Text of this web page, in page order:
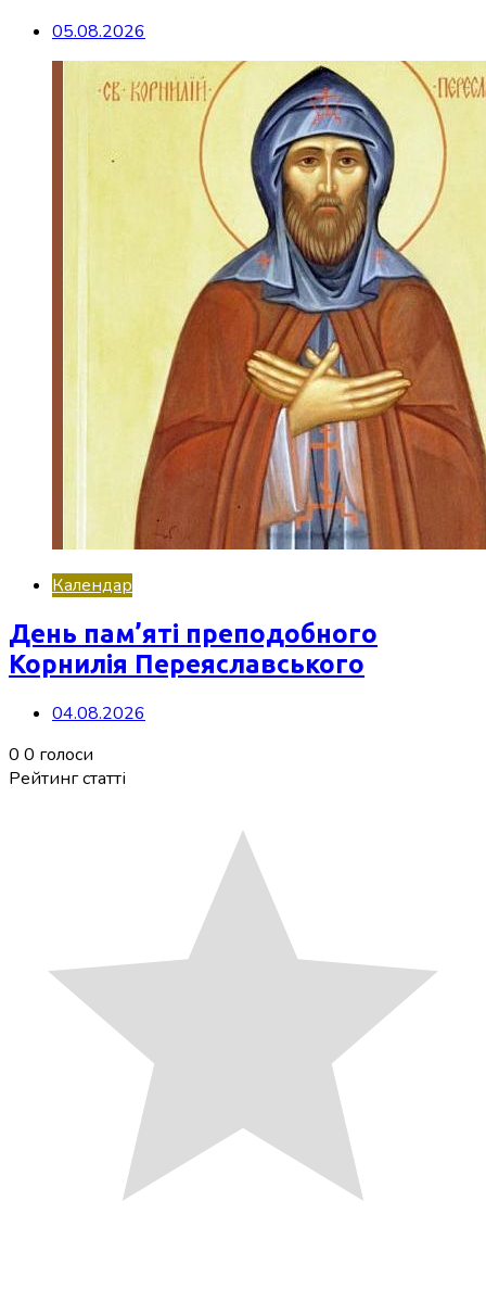
05.08.2026
Календар
День пам’яті преподобного
Корнилія Переяславського
04.08.2026
0 0 голоси
Рейтинг статті